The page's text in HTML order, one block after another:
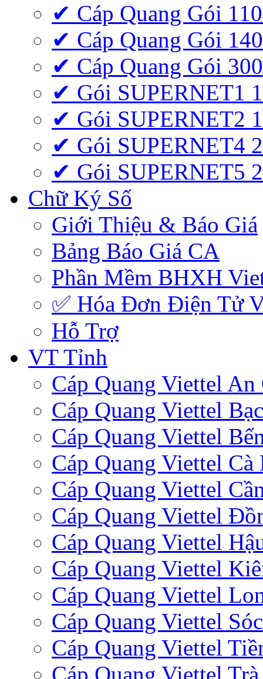
✔ Cáp Quang Gói
✔ Cáp Quang Gói
✔ Cáp Quang Gói
✔ Gói SUPERNET1
✔ Gói SUPERNET2
✔ Gói SUPERNET4
✔ Gói SUPERNET5
Chữ Ký Số
Giới Thiệu & Báo Giá
Bảng Báo Giá CA
Phần Mềm BHXH
✅‎ Hóa Đơn Điện Tử
Hỗ Trợ
VT Tỉnh
Cáp Quang Viettel An
Cáp Quang Viettel
Cáp Quang Viettel
Cáp Quang Viettel Cà
Cáp Quang Viettel
Cáp Quang Viettel
Cáp Quang Viettel
Cáp Quang Viettel
Cáp Quang Viettel
Cáp Quang Viettel
Cáp Quang Viettel